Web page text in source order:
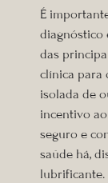
É
diagnóstico
das
clínica para
isolada de
incentivo
seguro e
saúde há,
lubrificante.